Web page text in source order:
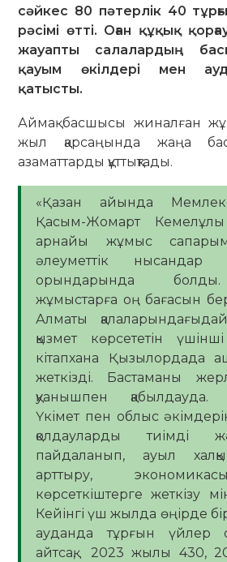
сәйкес 80 пәтерлік 40
рәсімі өтті. Оған құқық
жауапты салалардың
қауым өкілдері мен
қатысты.
Аймақ басшысы жиналған
жыл қарсаңында жаңа
азаматтарды құттықтады.
«Қазан айында
Қасым-Жомарт
арнайы жұмыс
әлеуметтік нысандар
орындарында болды.
жұмыстарға оң бағасын
Алматы
қызмет көрсететін
кітапхана Қызылордада
жеткізді. Бастаманы
қуанышпен қабылдауда.
Үкімет пен облыс
қолдауларды тиімді
пайдаланып, ауыл
арттыру,
көрсеткіштерге жеткізу
Кейінгі үш жылда өңірде
ауданда тұрғын үйлер
айтсақ, 2023 жылы 430,